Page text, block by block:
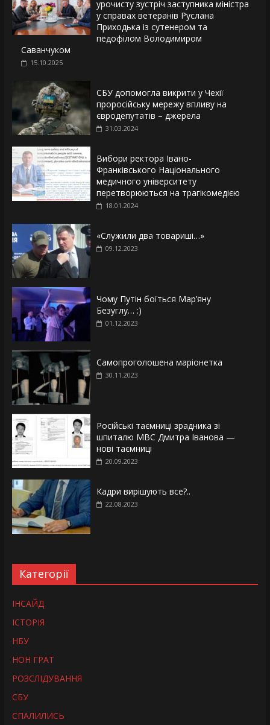
урочисту зустріч заступника міністра
у справах ветеранів Руслана
Приходька із сутенером та
педофілом Володимиром
Саванчуком
15.10.2025
СБУ допомогла викрити у Чехії
проросійську мережу впливу на
євродепутатів – джерела
31.03.2024
Вибори ректора Івано-
Франківського Національного
медичного університету
перетворюються на трагікомедією
18.01.2024
«Служили два товариші…»
09.12.2023
Чому Путін боїться Мар’яну
Безуглу… :)
01.12.2023
Самопроголошена маріонетка
30.11.2023
Російські таємниці зрадника зі
шпиталю МВС Дмитра Іванова —
нові таємниці
20.09.2023
Кадри вирішують все?..
22.08.2023
Категорії
ІНСАЙД
ІСТОРІЯ
НБУ
НОН ГРАТ
РОЗСЛІДУВАННЯ
СБУ
СПАЛИЛИСЬ